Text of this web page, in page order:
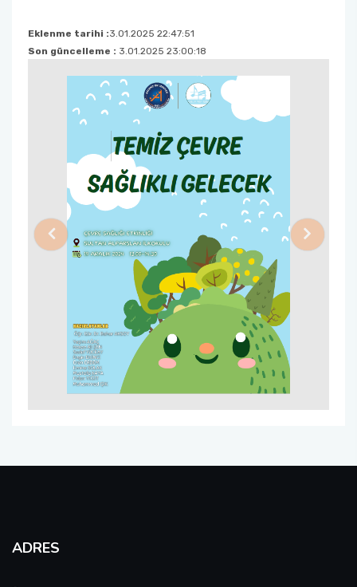
Eklenme tarihi :3.01.2025 22:47:51
Son güncelleme : 3.01.2025 23:00:18
Previous Next
ADRES
Ulusal/ Uluslararası İlişkiler Koordinatörlüğü
Yemin Töreni Komisyonu